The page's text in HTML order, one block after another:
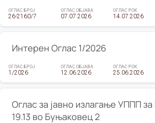
ОГЛАС БРОЈ
26-2160/7
ОГЛАС ОБЈАВА
07.07.2026
ОГЛАС РОК
14.07.2026
Интерен Оглас 1/2026
ОГЛАС БРОЈ
1/2026
ОГЛАС ОБЈАВА
12.06.2026
ОГЛАС РОК
25.06.2026
Оглас за јавно излагање УППП за
19.13 во Буњаковец 2